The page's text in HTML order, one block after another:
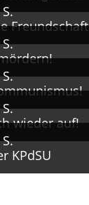
Freundschaft
wieder auf!
KPdSU